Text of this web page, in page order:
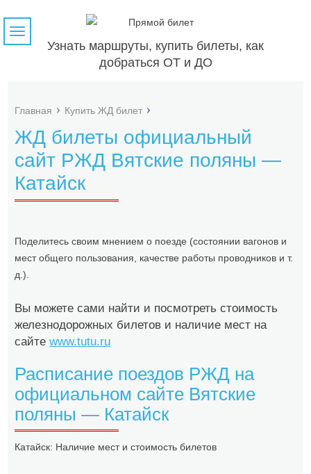
Узнать маршруты, купить билеты, как
добраться ОТ и ДО
Навигация
Главная Купить ЖД билет
ЖД билеты официальный
сайт РЖД Вятские поляны —
Катайск
Поделитесь своим мнением о поезде (состоянии вагонов и
мест общего пользования, качестве работы проводников и т.
д.).
Вы можете сами найти и посмотреть стоимость
железнодорожных билетов и наличие мест на
сайтеwww.tutu.ru
Расписание поездов РЖД на
официальном сайте Вятские
поляны — Катайск
Катайск: Наличие мест и стоимость билетов